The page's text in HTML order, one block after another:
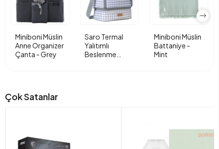
Miniboni Müslin
Anne Organizer
Çanta - Grey
Saro Termal
Yalıtımlı
Beslenme
Miniboni Müslin
Battaniye -
Mint
Çok Satanlar